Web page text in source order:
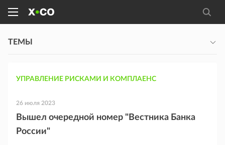
ТЕМЫ
УПРАВЛЕНИЕ РИСКАМИ И КОМПЛАЕНС
26 июля 2023
Вышел очередной номер "Вестника Банка
России"